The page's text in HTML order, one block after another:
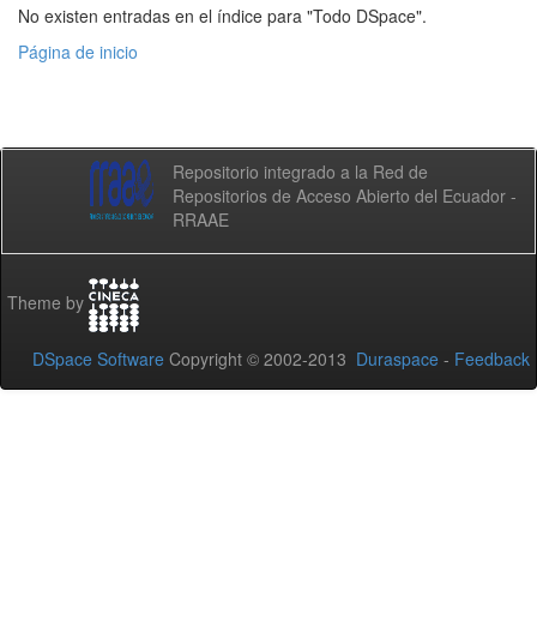
No existen entradas en el índice para "Todo DSpace".
Página de inicio
Repositorio integrado a la Red de
Repositorios de Acceso Abierto del Ecuador -
RRAAE
Theme by
DSpace Software Copyright © 2002-2013 Duraspace - Feedback